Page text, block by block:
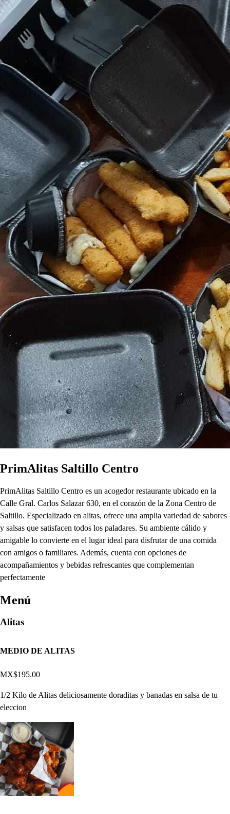
PrimAlitas Saltillo Centro
PrimAlitas Saltillo Centro es un acogedor restaurante ubicado en la
Calle Gral. Carlos Salazar 630, en el corazón de la Zona Centro de
Saltillo. Especializado en alitas, ofrece una amplia variedad de sabores
y salsas que satisfacen todos los paladares. Su ambiente cálido y
amigable lo convierte en el lugar ideal para disfrutar de una comida
con amigos o familiares. Además, cuenta con opciones de
acompañamientos y bebidas refrescantes que complementan
perfectamente
Menú
Alitas
MEDIO DE ALITAS
MX$195.00
1/2 Kilo de Alitas deliciosamente doraditas y banadas en salsa de tu
eleccion